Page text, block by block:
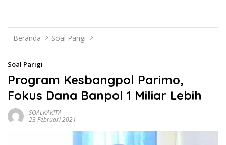
Beranda Soal Parigi
Soal Parigi
Program Kesbangpol Parimo,
Fokus Dana Banpol 1 Miliar Lebih
SOALKAKITA
23 Februari 2021